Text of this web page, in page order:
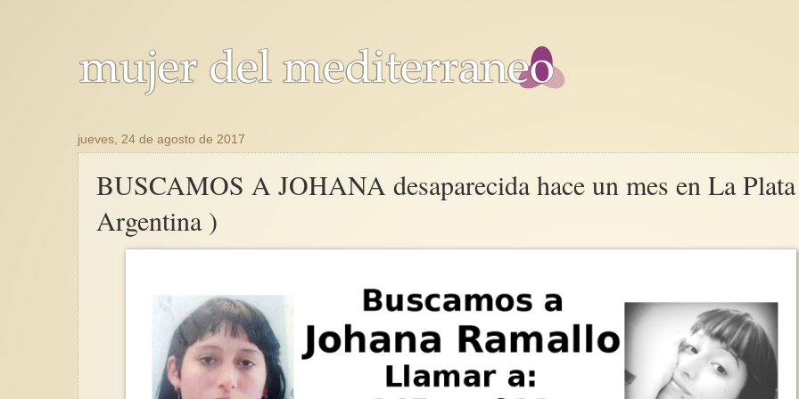
jueves, 24 de agosto de 2017
BUSCAMOS A JOHANA desaparecida hace un mes en La
Argentina )